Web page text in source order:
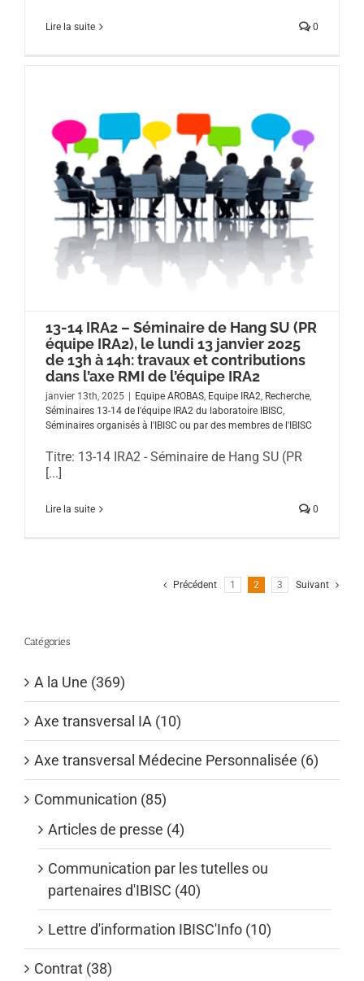
Lire la suite 0
13-14 IRA2 – Séminaire de Hang SU (PR
équipe IRA2), le lundi 13 janvier 2025
de 13h à 14h: travaux et contributions
dans l’axe RMI de l’équipe IRA2
janvier 13th, 2025 Equipe AROBAS, Equipe IRA2, Recherche,
Séminaires 13-14 de l'équipe IRA2 du laboratoire IBISC,
Séminaires organisés à l'IBISC ou par des membres de l'IBISC
Titre: 13-14 IRA2 - Séminaire de Hang SU (PR
[...]
Lire la suite 0
Précédent 1 2 3 Suivant
Catégories
A la Une (369)
Axe transversal IA (10)
Axe transversal Médecine Personnalisée (6)
Communication (85)
Articles de presse (4)
Communication par les tutelles ou
partenaires d'IBISC (40)
Lettre d'information IBISC'Info (10)
Contrat (38)